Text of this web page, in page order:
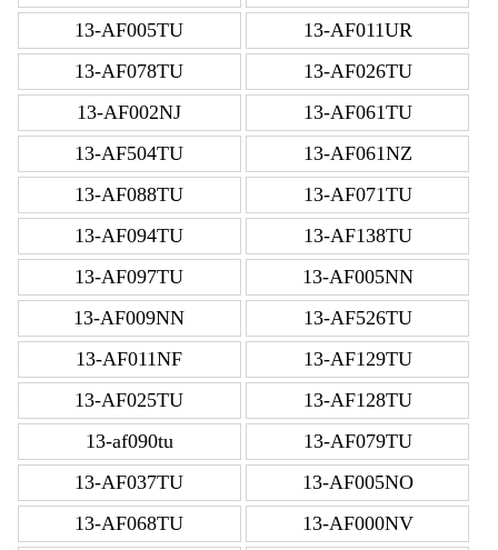
13-AF005TU
13-AF011UR
13-AF078TU
13-AF026TU
13-AF002NJ
13-AF061TU
13-AF504TU
13-AF061NZ
13-AF088TU
13-AF071TU
13-AF094TU
13-AF138TU
13-AF097TU
13-AF005NN
13-AF009NN
13-AF526TU
13-AF011NF
13-AF129TU
13-AF025TU
13-AF128TU
13-af090tu
13-AF079TU
13-AF037TU
13-AF005NO
13-AF068TU
13-AF000NV